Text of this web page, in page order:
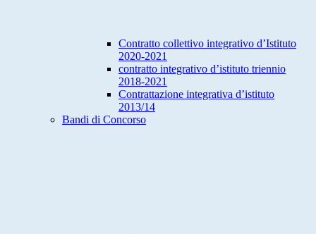
Contratto collettivo integrativo d’Istituto
2020-2021
contratto integrativo d’istituto triennio
2018-2021
Contrattazione integrativa d’istituto
2013/14
Bandi di Concorso